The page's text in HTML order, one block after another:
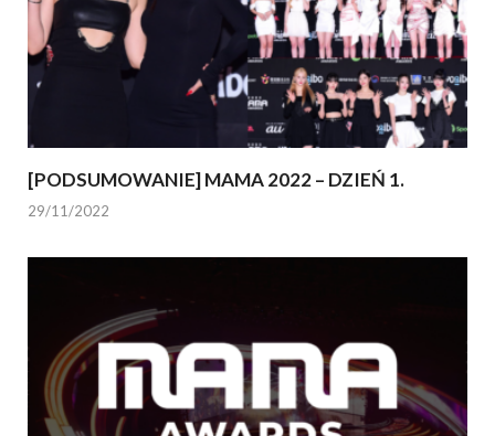
[PODSUMOWANIE] MAMA 2022 – DZIEŃ 1.
29/11/2022